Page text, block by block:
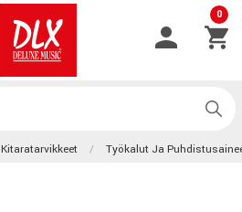
0
Kitaratarvikkeet Työkalut Ja